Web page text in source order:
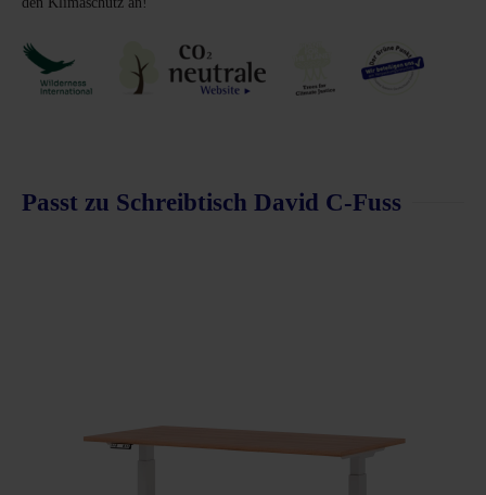
Passt zu Schreibtisch David C-Fuss